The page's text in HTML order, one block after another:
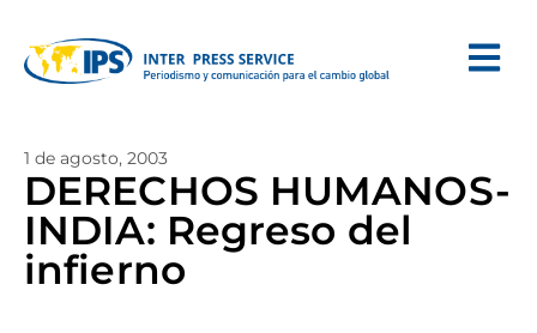
1 de agosto, 2003
DERECHOS HUMANOS-
INDIA: Regreso del
infierno